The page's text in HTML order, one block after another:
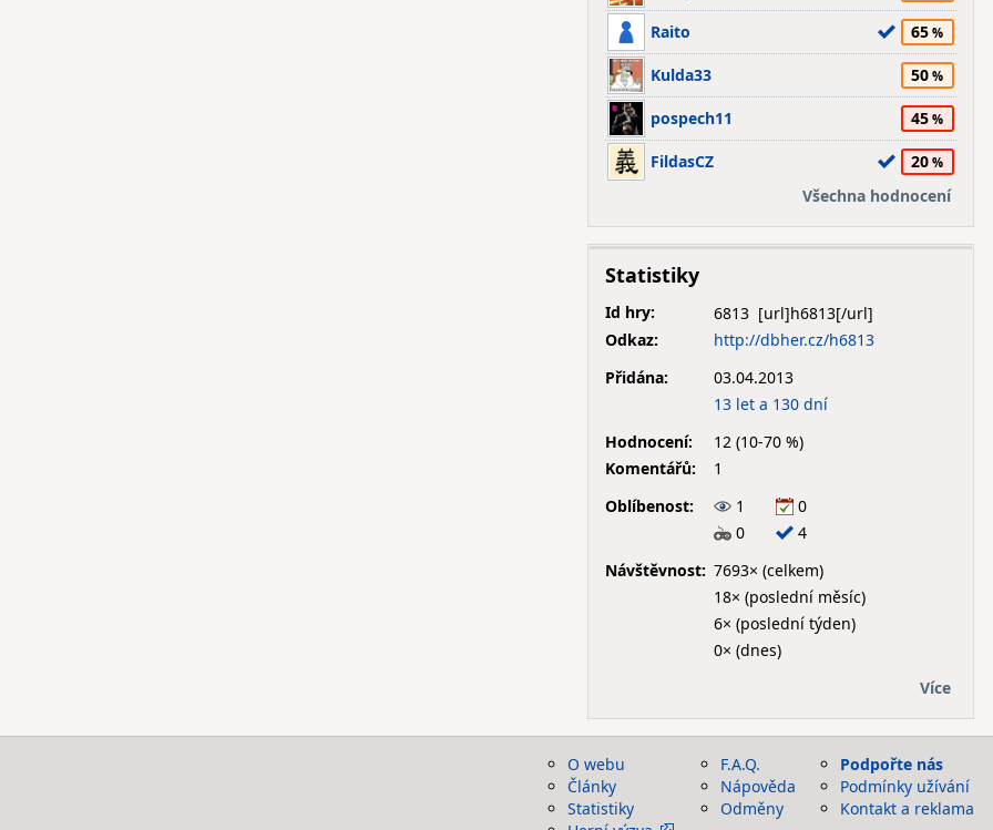
Raito 65
Kulda33 50
pospech11 45
FildasCZ
20
Všechna hodnocení
Statistiky
Id hry:
6813
Odkaz:
http://dbher.cz/h6813
Přidána:
03.04.2013
13 let a 130 dní
Hodnocení:
12 (10-70 %)
Komentářů:
1
Oblíbenost:
1
0
0
4
Návštěvnost: 7693× (celkem)
18× (poslední měsíc)
6× (poslední týden)
0× (dnes)
Více
O webu
Články
Statistiky
F.A.Q.
Nápověda
Odměny
Podpořte nás
Podmínky užívání
Kontakt a reklama